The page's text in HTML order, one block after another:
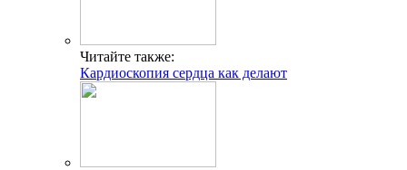
Читайте также:
Кардиоскопия сердца как делают